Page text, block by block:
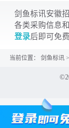
剑鱼标讯安徽
各类采购信息
登录后即可免费
当前位置： 剑鱼标讯 >